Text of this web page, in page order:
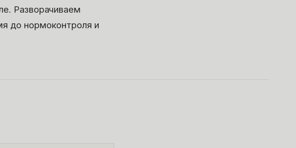
Разворачиваем
до нормоконтроля и